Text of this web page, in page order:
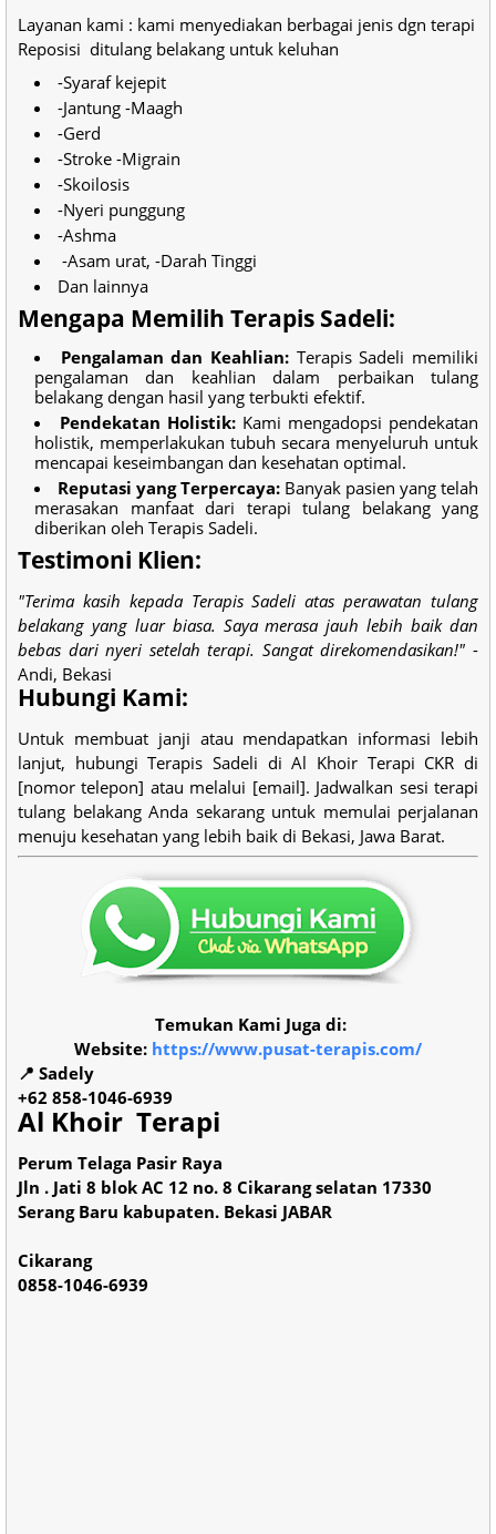
Layanan kami : kami menyediakan berbagai jenis dgn terapi
Reposisi ditulang belakang untuk keluhan
-Syaraf kejepit
-Jantung -Maagh
-Gerd
-Stroke -Migrain
-Skoilosis
-Nyeri punggung
-Ashma
-Asam urat, -Darah Tinggi
Dan lainnya
Mengapa Memilih Terapis Sadeli:
Pengalaman dan Keahlian: Terapis Sadeli memiliki
pengalaman dan keahlian dalam perbaikan tulang
belakang dengan hasil yang terbukti efektif.
Pendekatan Holistik: Kami mengadopsi pendekatan
holistik, memperlakukan tubuh secara menyeluruh untuk
mencapai keseimbangan dan kesehatan optimal.
Reputasi yang Terpercaya: Banyak pasien yang telah
merasakan manfaat dari terapi tulang belakang yang
diberikan oleh Terapis Sadeli.
Testimoni Klien:
"Terima kasih kepada Terapis Sadeli atas perawatan tulang
belakang yang luar biasa. Saya merasa jauh lebih baik dan
bebas dari nyeri setelah terapi. Sangat direkomendasikan!" -
Andi, Bekasi
Hubungi Kami:
Untuk membuat janji atau mendapatkan informasi lebih
lanjut, hubungi Terapis Sadeli di Al Khoir Terapi CKR di
[nomor telepon] atau melalui [email]. Jadwalkan sesi terapi
tulang belakang Anda sekarang untuk memulai perjalanan
menuju kesehatan yang lebih baik di Bekasi, Jawa Barat.
Temukan Kami Juga di:
Website: https://www.pusat-terapis.com/
📍 Sadely
+62 858-1046-6939
Al Khoir Terapi
Perum Telaga Pasir Raya
Jln . Jati 8 blok AC 12 no. 8 Cikarang selatan 17330
Serang Baru kabupaten. Bekasi JABAR
Cikarang
0858-1046-6939